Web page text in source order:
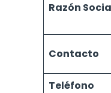
Razón
Contacto
Teléfono